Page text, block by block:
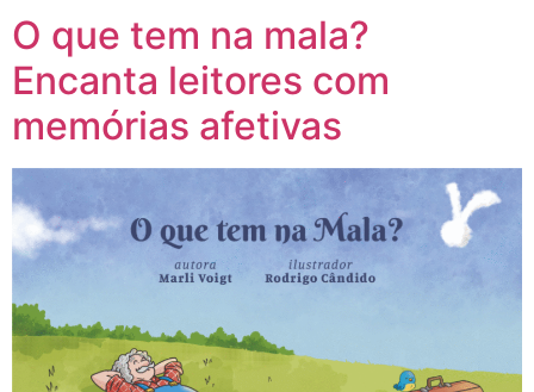
O que tem na mala?
Encanta leitores com
memórias afetivas